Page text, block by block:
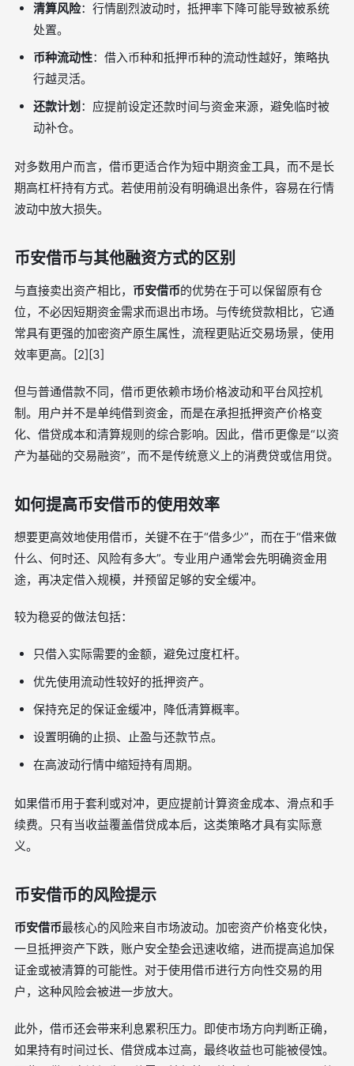
清算风险：行情剧烈波动时，抵押率下降可能导致被系统
处置。
币种流动性：借入币种和抵押币种的流动性越好，策略执
行越灵活。
还款计划 ：应提前设定还款时间与资金来源，避免临时被
动补仓。
对多数用户而言，借币更适合作为短中期资金工具，而不是长
期高杠杆持有方式。若使用前没有明确退出条件，容易在行情
波动中放大损失。
币安借币与其他融资方式的区别
与直接卖出资产相比， 币安借币的优势在于可以保留原有仓
位，不必因短期资金需求而退出市场。与传统贷款相比，它通
常具有更强的加密资产原生属性，流程更贴近交易场景，使用
效率更高。[2][3]
但与普通借款不同，借币更依赖市场价格波动和平台风控机
制。用户并不是单纯借到资金，而是在承担抵押资产价格变
化、借贷成本和清算规则的综合影响。因此，借币更像是“以资
产为基础的交易融资”，而不是传统意义上的消费贷或信用贷。
如何提高币安借币的使用效率
想要更高效地使用借币，关键不在于“借多少”，而在于“借来做
什么、何时还、风险有多大”。专业用户通常会先明确资金用
途，再决定借入规模，并预留足够的安全缓冲。
较为稳妥的做法包括：
只借入实际需要的金额，避免过度杠杆。
优先使用流动性较好的抵押资产。
保持充足的保证金缓冲，降低清算概率。
设置明确的止损、止盈与还款节点。
在高波动行情中缩短持有周期。
如果借币用于套利或对冲，更应提前计算资金成本、滑点和手
续费。只有当收益覆盖借贷成本后，这类策略才具有实际意
义。
币安借币的风险提示
币安借币最核心的风险来自市场波动。加密资产价格变化快，
一旦抵押资产下跌，账户安全垫会迅速收缩，进而提高追加保
证金或被清算的可能性。对于使用借币进行方向性交易的用
户，这种风险会被进一步放大。
此外，借币还会带来利息累积压力。即使市场方向判断正确，
如果持有时间过长、借贷成本过高，最终收益也可能被侵蚀。